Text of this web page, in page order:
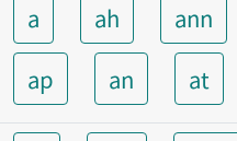
a ah ann
ap
an at